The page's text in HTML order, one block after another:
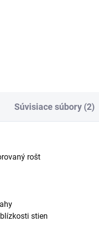
Súvisiace súbory (2)
rošt
stien